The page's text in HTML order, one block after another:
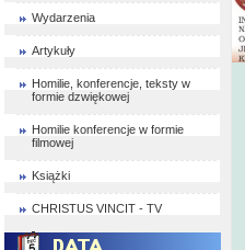
Wydarzenia
Artykuły
Homilie, konferencje, teksty w
formie dzwiękowej
Homilie konferencje w formie
filmowej
Książki
CHRISTUS VINCIT - TV